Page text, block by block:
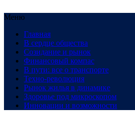
Меню
Главная
В сердце общества
Созидание и рынок
Финансовый компас
В пути: все о транспорте
Техно-революция
Рынок жилья в динамике
Здоровье под микроскопом
Инновации и возможности